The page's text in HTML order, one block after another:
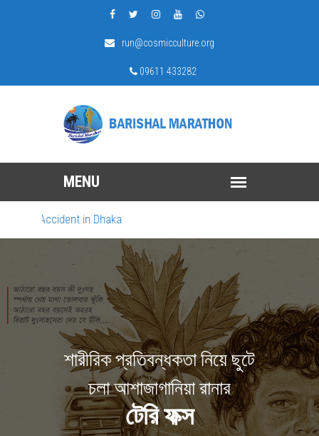
run@cosmicculture.org
09611 433282
in Dhaka
শারীরিক প্রতিবন্ধকতা নিয়ে ছুটে
চলা আশাজাগানিয়া রানার
টেরি ফক্স